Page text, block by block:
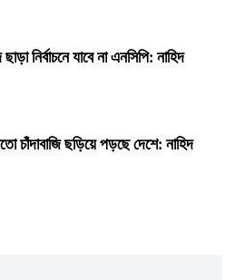
নির্বাচনে যাবে না এনসিপি: নাহিদ
চাঁদাবাজি ছড়িয়ে পড়ছে দেশে: নাহিদ